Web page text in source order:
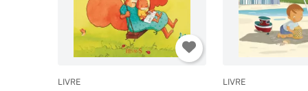
LIVRE LIVRE